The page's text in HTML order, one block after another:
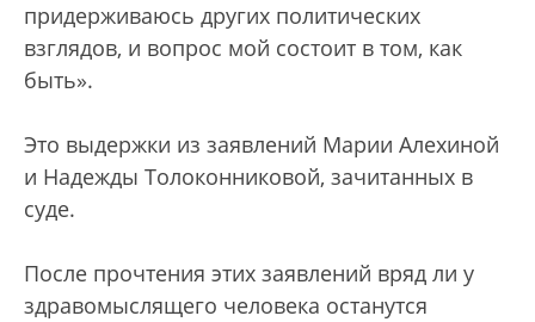
придерживаюсь других политических
взглядов, и вопрос мой состоит в том, как
быть».
Это выдержки из заявлений Марии Алехиной
и Надежды Толоконниковой, зачитанных в
суде.
После прочтения этих заявлений вряд ли у
здравомыслящего человека останутся